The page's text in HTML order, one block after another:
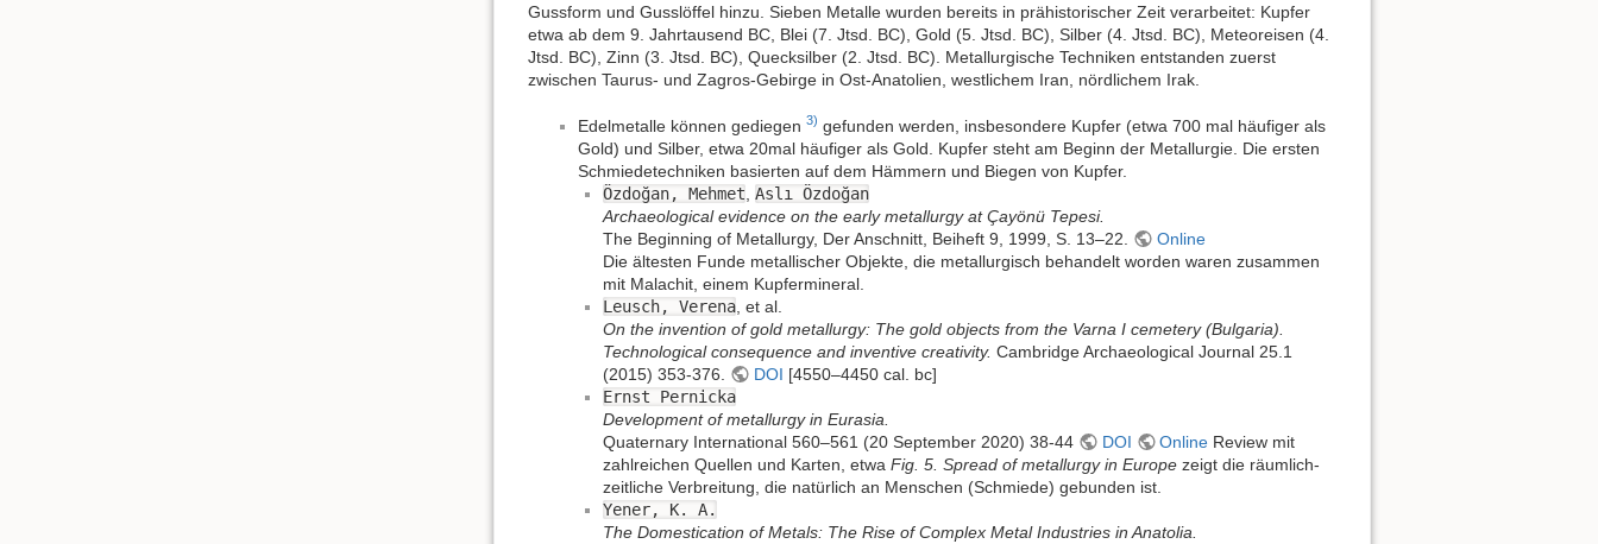
Gussform und Gusslöffel hinzu. Sieben Metalle wurden bereits in prähistorischer Zeit verarbeitet: Kupfer
etwa ab dem 9. Jahrtausend BC, Blei (7. Jtsd. BC), Gold (5. Jtsd. BC), Silber (4. Jtsd. BC), Meteoreisen (4.
Jtsd. BC), Zinn (3. Jtsd. BC), Quecksilber (2. Jtsd. BC). Metallurgische Techniken entstanden zuerst
zwischen Taurus- und Zagros-Gebirge in Ost-Anatolien, westlichem Iran, nördlichem Irak.
Edelmetalle können gediegen 3) gefunden werden, insbesondere Kupfer (etwa 700 mal häufiger als
Gold) und Silber, etwa 20mal häufiger als Gold. Kupfer steht am Beginn der Metallurgie. Die ersten
Schmiedetechniken basierten auf dem Hämmern und Biegen von Kupfer.
Özdoğan, Mehmet Aslı Özdoğan
Archaeological evidence on the early metallurgy at Çayönü Tepesi.
The Beginning of Metallurgy, Der Anschnitt, Beiheft 9, 1999, S. 13–22.
Online
Die ältesten Funde metallischer Objekte, die metallurgisch behandelt worden waren zusammen
mit Malachit, einem Kupfermineral.
Leusch, Verena , et al.
On the invention of gold metallurgy: The gold objects from the Varna I cemetery (Bulgaria).
Technological consequence and inventive creativity. Cambridge Archaeological Journal 25.1
(2015) 353-376.
DOI [4550–4450 cal. bc]
Ernst Pernicka
Development of metallurgy in Eurasia.
Quaternary International 560–561 (20 September 2020) 38-44
DOI Online Review mit
zahlreichen Quellen und Karten, etwa Fig. 5. Spread of metallurgy in Europe zeigt die räumlich-
zeitliche Verbreitung, die natürlich an Menschen (Schmiede) gebunden ist.
Yener, K. A.
The Domestication of Metals: The Rise of Complex Metal Industries in Anatolia.